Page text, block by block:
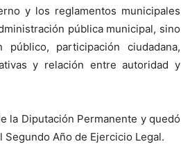
y los reglamentos municipales
pública municipal, sino
participación ciudadana,
y relación entre autoridad y
la Diputación Permanente y quedó
Año de Ejercicio Legal.